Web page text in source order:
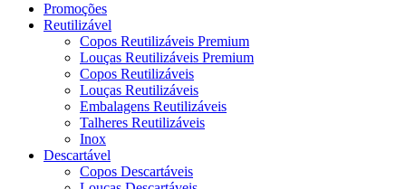
Promoções
Reutilizável
Copos Reutilizáveis Premium
Louças Reutilizáveis Premium
Copos Reutilizáveis
Louças Reutilizáveis
Embalagens Reutilizáveis
Talheres Reutilizáveis
Inox
Descartável
Copos Descartáveis